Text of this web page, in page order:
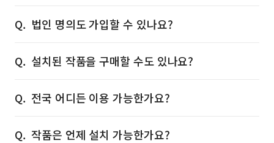
법인 명의도 가입할 수 있나요?
설치된 작품을 구매할 수도 있나요?
전국 어디든 이용 가능한가요?
작품은 언제 설치 가능한가요?